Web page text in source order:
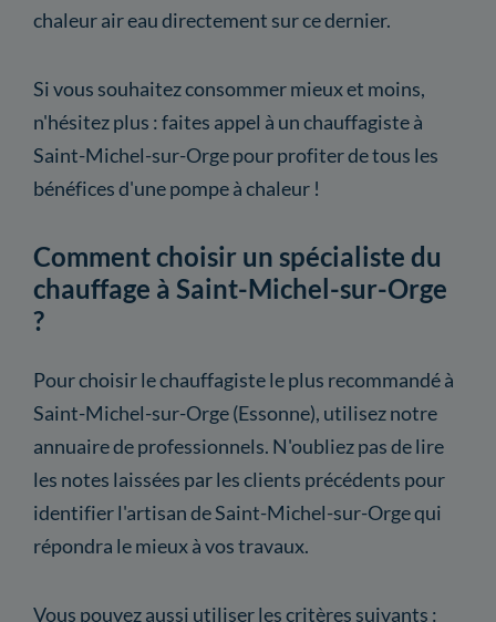
chaleur air eau directement sur ce dernier.
Si vous souhaitez consommer mieux et moins,
n'hésitez plus : faites appel à un chauffagiste à
Saint-Michel-sur-Orge pour profiter de tous les
bénéfices d'une pompe à chaleur !
Comment choisir un spécialiste du
chauffage à Saint-Michel-sur-Orge
?
Pour choisir le chauffagiste le plus recommandé à
Saint-Michel-sur-Orge (Essonne), utilisez notre
annuaire de professionnels. N'oubliez pas de lire
les notes laissées par les clients précédents pour
identifier l'artisan de Saint-Michel-sur-Orge qui
répondra le mieux à vos travaux.
Vous pouvez aussi utiliser les critères suivants :